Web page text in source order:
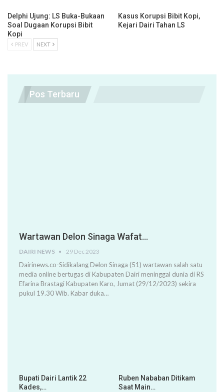
Delphi Ujung: LS Buka-Bukaan
Soal Dugaan Korupsi Bibit
Kopi
Kasus Korupsi Bibit Kopi,
Kejari Dairi Tahan LS
PREV NEXT
Pos Terbaru
Wartawan Delon Sinaga Wafat…
DAIRI NEWS 29 Dec 2023
Dairinews.co-Sidikalang Delon Sinaga (51) wartawan salah satu
media online bertugas di Kabupaten Dairi meninggal dunia di RS
Efarina Brastagi Kabupaten Karo, Jumat (29/12/2023) sekira
pukul 19.30 Wib. Kabar duka…
Bupati Dairi Lantik 22
Kades,…
Ruben Nababan Ditikam
Saat Main…